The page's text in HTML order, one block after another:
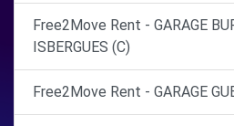
Free2Move Rent - GARAGE
ISBERGUES (C)
Free2Move Rent - GARAGE